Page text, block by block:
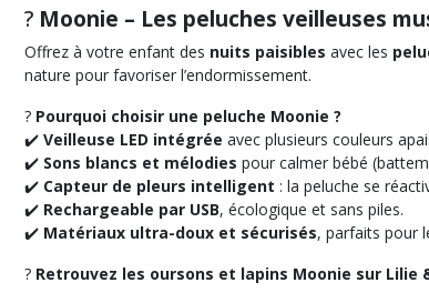
? Moonie – Les peluches veilleuses
Offrez à votre enfant des nuits paisibles avec les
nature pour favoriser l’endormissement.
? Pourquoi choisir une peluche Moonie ?
✔️ Veilleuse LED intégrée avec plusieurs couleurs
✔️ Sons blancs et mélodies pour calmer bébé
✔️ Capteur de pleurs intelligent : la peluche se
✔️ Rechargeable par USB, écologique et sans piles.
✔️ Matériaux ultra-doux et sécurisés, parfaits pour
? Retrouvez les oursons et lapins Moonie sur